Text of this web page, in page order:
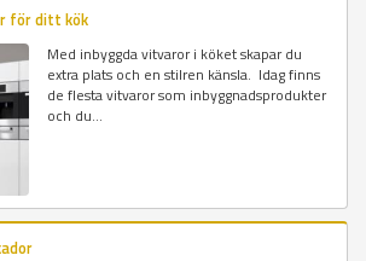
för ditt kök
Med inbyggda vitvaror i köket skapar du
extra plats och en stilren känsla. Idag finns
de flesta vitvaror som inbyggnadsprodukter
och du...